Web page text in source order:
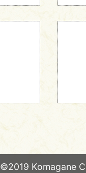
©2019 Komagane